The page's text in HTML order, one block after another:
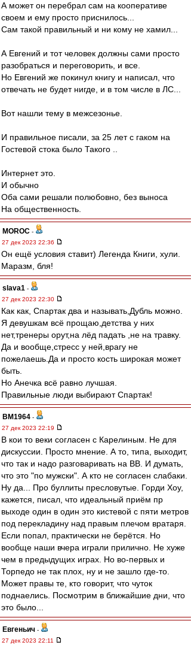
А может он перебрал сам на кооперативе
своем и ему просто приснилось...
Сам такой правильный и ни кому не хамил...
А Евгений и тот человек должны сами просто
разобраться и переговорить, и все.
Но Евгений же покинул книгу и написал, что
отвечать не будет нигде, и в том числе в ЛС...
Вот нашли тему в межсезонье.
И правильное писали, за 25 лет с гаком на
Гостевой стока было Такого ..
Интернет это.
И обычно
Оба сами решали полюбовно, без выноса
На общественность.
MOROC -
27 дек 2023 22:36
Он ещё условия ставит) Легенда Книги, хули.
Маразм, бля!
slava1 -
27 дек 2023 22:30
Как как, Спартак два и называть,Дубль можно.
Я девушкам всё прощаю,детства у них
нет,тренеры орут,на лёд падать ,не на травку.
Да и вообще,стресс у ней,врагу не
пожелаешь.Да и просто кость широкая может
быть.
Но Анечка всё равно лучшая.
Правильные люди выбирают Спартак!
BM1964 -
27 дек 2023 22:19
В кои то веки согласен с Карелиным. Не для
дискуссии. Просто мнение. А то, типа, выходит,
что так и надо разговаривать на ВВ. И думать,
что это "по мужски". А кто не согласен слабаки.
Ну да... Про буллиты пресловутые. Горди Хоу,
кажется, писал, что идеальный приём пр
выходе один в один это кистевой с пяти метров
под перекладину над правым плечом вратаря.
Если попал, практически не берётся. Но
вообще наши вчера играли прилично. Не хуже
чем в предыдущих играх. Но во-первых и
Торпедо не так плох, ну и не зашло где-то.
Может правы те, кто говорит, что чуток
поднаелись. Посмотрим в ближайшие дни, что
это было...
Евгеньич -
27 дек 2023 22:11